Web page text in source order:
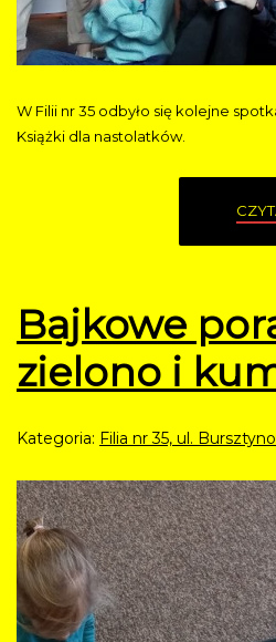
W Filii nr 35 odbyło się kolejne
Książki dla nastolatków.
Bajkowe
zielono i
Kategoria: Filia nr 35, ul.